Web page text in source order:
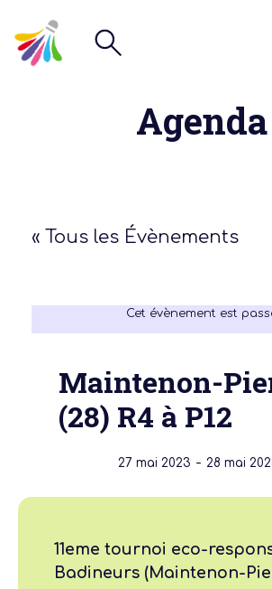
Agenda
« Tous les Évènements
Cet évènement est
Maintenon-
(28) R4 à P12
27 mai 2023 - 28 mai
11eme tournoi eco-
Badineurs (Maintenon-